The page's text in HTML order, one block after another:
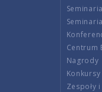
Centrum
Nagrody
Konkursy
Zespoły